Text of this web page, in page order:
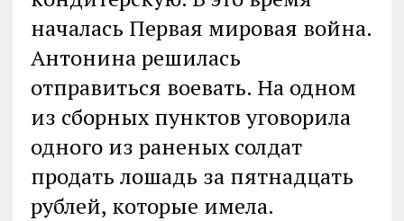
началась Первая мировая война.
Антонина решилась
отправиться воевать. На одном
из сборных пунктов уговорила
одного из раненых солдат
продать лошадь за пятнадцать
рублей, которые имела.